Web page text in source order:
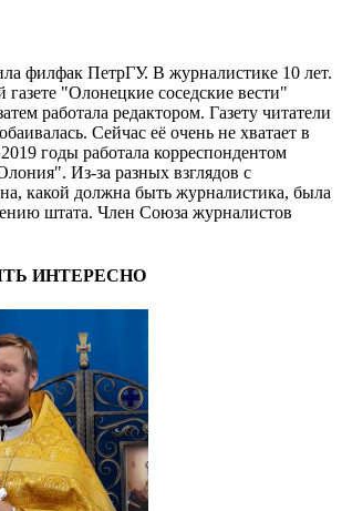
филфак ПетрГУ. В журналистике 10 лет.
газете "Олонецкие соседские вести"
работала редактором. Газету читатели
Сейчас её очень не хватает в
годы работала корреспондентом
Из-за разных взглядов с
какой должна быть журналистика, была
штата. Член Союза журналистов
ИНТЕРЕСНО